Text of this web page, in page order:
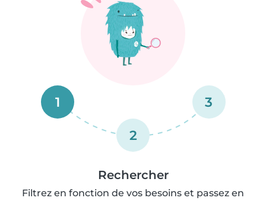
1
2
3
Rechercher
Filtrez en fonction de vos besoins et passez en